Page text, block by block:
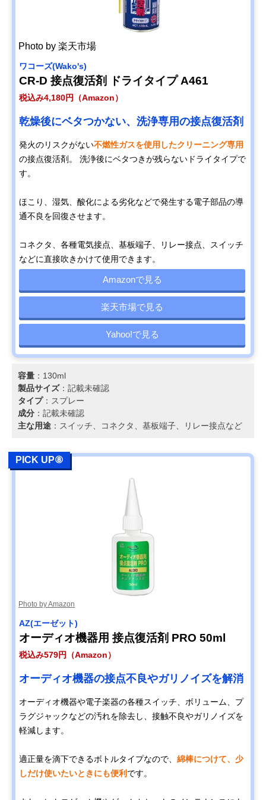
Photo by 楽天市場
ワコーズ(Wako's)
CR-D 接点復活剤 ドライタイプ A461
税込み4,180円（Amazon）
乾燥後にベタつかない、洗浄専用の接点復活剤
発火のリスクがない不燃性ガスを使用したクリーニング専用
の接点復活剤。 洗浄後にベタつきが残らないドライタイプで
す。
ほこり、湿気、酸化による劣化などで発生する電子部品の導
通不良を回復させます。
コネクタ、各種電気接点、基板端子、リレー接点、スイッチ
などに直接吹きかけて使用できます。
Amazonで見る
楽天市場で見る
Yahoo!で見る
容量 ：130ml
製品サイズ：記載未確認
タイプ：スプレー
成分 ：記載未確認
主な用途 ：スイッチ、コネクタ、基板端子、リレー接点など
PICK UP⑧
Photo by Amazon
AZ(エーゼット)
オーディオ機器用 接点復活剤 PRO 50ml
税込み579円（Amazon）
オーディオ機器の接点不良やガリノイズを解消
オーディオ機器や電子楽器の各種スイッチ、ボリューム、プ
ラグジャックなどの汚れを除去し、接触不良やガリノイズを
軽減します。
適正量を滴下できるボトルタイプなので、 綿棒につけて、少
しだけ使いたいときにも便利 です。